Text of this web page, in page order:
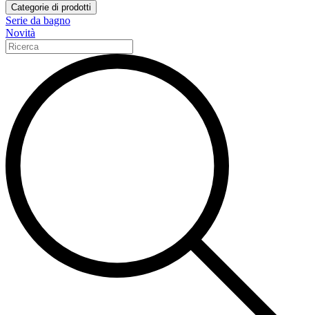
Categorie di prodotti
Serie da bagno
Novità